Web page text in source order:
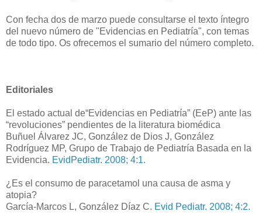
Con fecha dos de marzo puede consultarse el texto íntegro
del nuevo número de "Evidencias en Pediatría", con temas
de todo tipo. Os ofrecemos el sumario del número completo.
Editoriales
El estado actual de“Evidencias en Pediatría” (EeP) ante las
“revoluciones” pendientes de la literatura biomédica
Buñuel Álvarez JC, González de Dios J, González
Rodríguez MP, Grupo de Trabajo de Pediatría Basada en la
Evidencia. EvidPediatr. 2008; 4:1.
¿Es el consumo de paracetamol una causa de asma y
atopia?
García-Marcos L, González Díaz C. Evid Pediatr. 2008; 4:2.